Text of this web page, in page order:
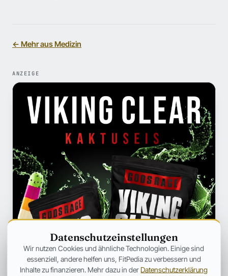
← Mehr aus Medizin
ANZEIGE
Datenschutzeinstellungen
Wir nutzen Cookies und ähnliche Technologien. Einige sind
essenziell, andere helfen uns, FitPedia zu verbessern und
Inhalte zu finanzieren. Mehr dazu in der Datenschutzerklärung